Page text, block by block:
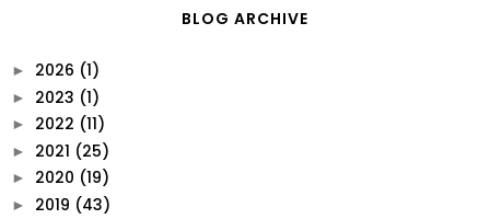
BLOG ARCHIVE
► 2026 (1)
► 2023 (1)
► 2022 (11)
► 2021 (25)
► 2020 (19)
► 2019 (43)